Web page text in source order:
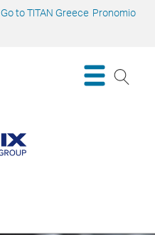
Go to TITAN Greece Pronomio